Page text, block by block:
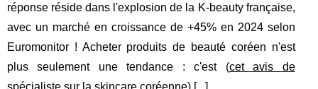
réponse réside dans l'explosion de la K-beauty française,
avec un marché en croissance de +45% en 2024 selon
Euromonitor ! Acheter produits de beauté coréen n'est
plus seulement une tendance : c'est (cet avis de
spécialiste sur la skincare coréenne) [... ]